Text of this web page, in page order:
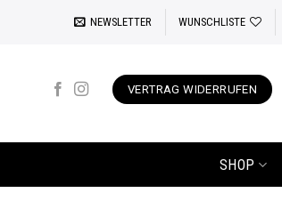
NEWSLETTER WUNSCHLISTE
VERTRAG WIDERRUFEN
SHOP